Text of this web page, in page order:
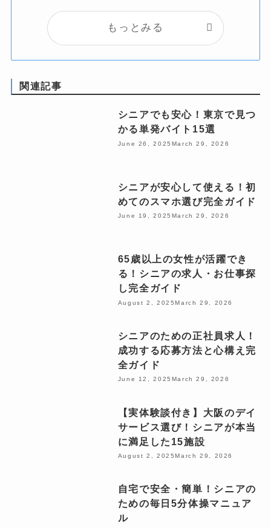
もっとみる
関連記事
シニアでも安心！東京で見つ
かる単発バイト15選
June 26, 2025 March 29, 2026
シニアが安心して使える！初
めてのスマホ選び完全ガイド
June 19, 2025 March 29, 2026
65歳以上の女性が活躍でき
る！シニアの求人・お仕事探
し完全ガイド
August 2, 2025March 29, 2026
シニアのための正社員求人！
成功する応募方法と心構え完
全ガイド
June 12, 2025 March 29, 2026
【実体験談付き】大阪のデイ
サービス選び！シニアが本当
に満足した15施設
August 2, 2025March 29, 2026
自宅で安全・簡単！シニアの
ための毎日5分体操マニュア
ル